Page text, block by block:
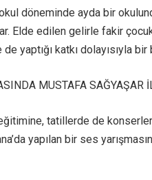
döneminde ayda bir
Elde edilen gelirle fakir
de yaptığı katkı dolayısıyla
MUSTAFA SAĞYAŞAR
tatillerde de
yapılan bir ses